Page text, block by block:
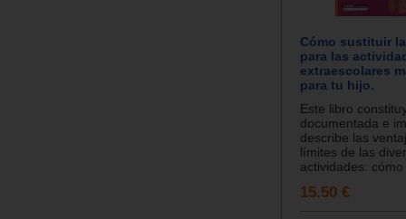
Cómo sustituir
para las
extraescolares
para tu hijo.
Este libro
documentada e
describe las
límites de las
actividades:
15.50 €